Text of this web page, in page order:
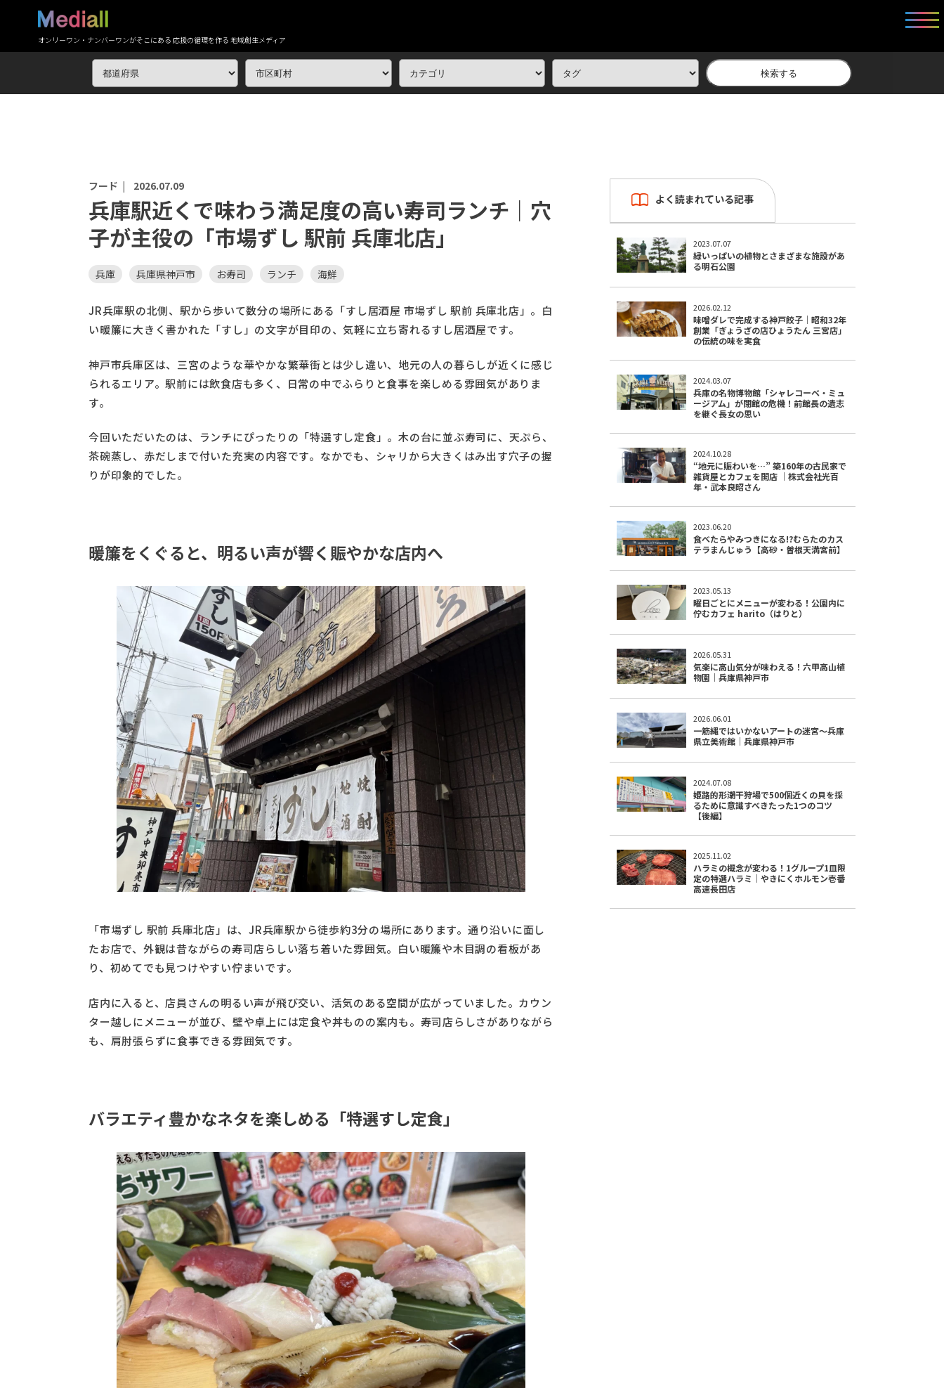
オンリーワン・ナンバーワンがそこにある 応援の循環を作る 地域創生メディア
検索する
フード | 2026.07.09
兵庫駅近くで味わう満足度の高い寿司ランチ｜穴
子が主役の「市場ずし 駅前 兵庫北店」
兵庫 兵庫県神戸市 お寿司 ランチ 海鮮
JR兵庫駅の北側、駅から歩いて数分の場所にある「すし居酒屋 市場ずし 駅前 兵庫北店」。白
い暖簾に大きく書かれた「すし」の文字が目印の、気軽に立ち寄れるすし居酒屋です。
神戸市兵庫区は、三宮のような華やかな繁華街とは少し違い、地元の人の暮らしが近くに感じ
られるエリア。駅前には飲食店も多く、日常の中でふらりと食事を楽しめる雰囲気がありま
す。
今回いただいたのは、ランチにぴったりの「特選すし定食」。木の台に並ぶ寿司に、天ぷら、
茶碗蒸し、赤だしまで付いた充実の内容です。なかでも、シャリから大きくはみ出す穴子の握
りが印象的でした。
暖簾をくぐると、明るい声が響く賑やかな店内へ
「市場ずし 駅前 兵庫北店」は、JR兵庫駅から徒歩約3分の場所にあります。通り沿いに面し
たお店で、外観は昔ながらの寿司店らしい落ち着いた雰囲気。白い暖簾や木目調の看板があ
り、初めてでも見つけやすい佇まいです。
店内に入ると、店員さんの明るい声が飛び交い、活気のある空間が広がっていました。カウン
ター越しにメニューが並び、壁や卓上には定食や丼ものの案内も。寿司店らしさがありながら
も、肩肘張らずに食事できる雰囲気です。
バラエティ豊かなネタを楽しめる「特選すし定食」
よく読まれている記事
2023.07.07
緑いっぱいの植物とさまざまな施設があ
る明石公園
2026.02.12
味噌ダレで完成する神戸餃子｜昭和32年
創業「ぎょうざの店ひょうたん 三宮店」
の伝統の味を実食
2024.03.07
兵庫の名物博物館「シャレコーベ・ミュ
ージアム」が閉館の危機！前館長の遺志
を継ぐ長女の思い
2024.10.28
“地元に賑わいを…” 築160年の古民家で
雑貨屋とカフェを開店 ｜株式会社光百
年・武本良昭さん
2023.06.20
食べたらやみつきになる!?むらたのカス
テラまんじゅう【高砂・曽根天満宮前】
2023.05.13
曜日ごとにメニューが変わる！公園内に
佇むカフェ harito（はりと）
2026.05.31
気楽に高山気分が味わえる！六甲高山植
物園｜兵庫県神戸市
2026.06.01
一筋縄ではいかないアートの迷宮～兵庫
県立美術館｜兵庫県神戸市
2024.07.08
姫路的形潮干狩場で500個近くの貝を採
るために意識すべきたった1つのコツ
【後編】
2025.11.02
ハラミの概念が変わる！1グループ1皿限
定の特選ハラミ｜やきにくホルモン壱番
高速長田店